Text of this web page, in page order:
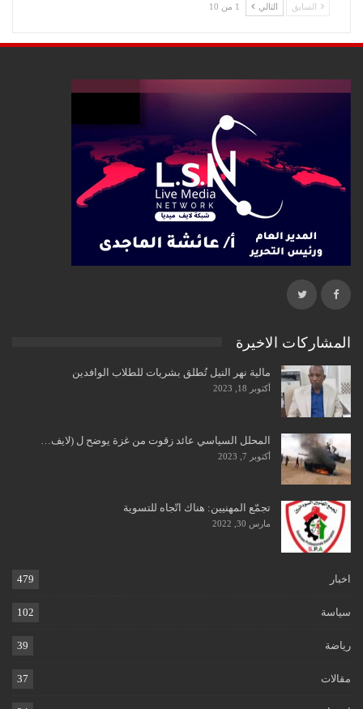
السابق التالي 1 من 10
المشاركات الاخيرة
مالية نهر النيل تُطلق بشريات للطلاب الوافدين
أكتوبر 18, 2023
المحلل السياسي عائد زقوت من غزة يوضح ل (لايف…
أكتوبر 7, 2023
تجمّع المهنيين: هناك اتّجاه للتسوية
مارس 30, 2022
اخبار 479
سياسة 102
رياضة 39
مقالات 37